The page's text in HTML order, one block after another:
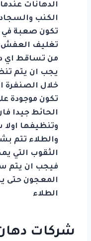
الدهانات
الكنب
تكون صعبة في
تغليف العفش
من تساقط اي
يجب ان يتم
خلال الصنفرة
تكون موجودة
الحائط جيدا
وتنظيفها
والطلاء تتم
الثقوب التي
فيجب ان يتم
المعجون حتى
الطلاء
شركات